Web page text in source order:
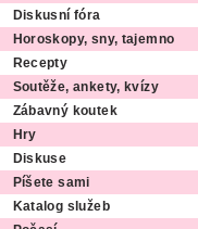
Diskusní fóra
Horoskopy, sny, tajemno
Recepty
Soutěže, ankety, kvízy
Zábavný koutek
Hry
Diskuse
Píšete sami
Katalog služeb